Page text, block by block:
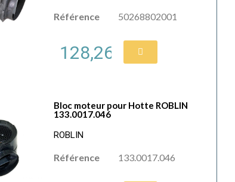
Référence 50268802001
128,26 €
Bloc moteur pour Hotte ROBLIN
133.0017.046
ROBLIN
Référence 133.0017.046